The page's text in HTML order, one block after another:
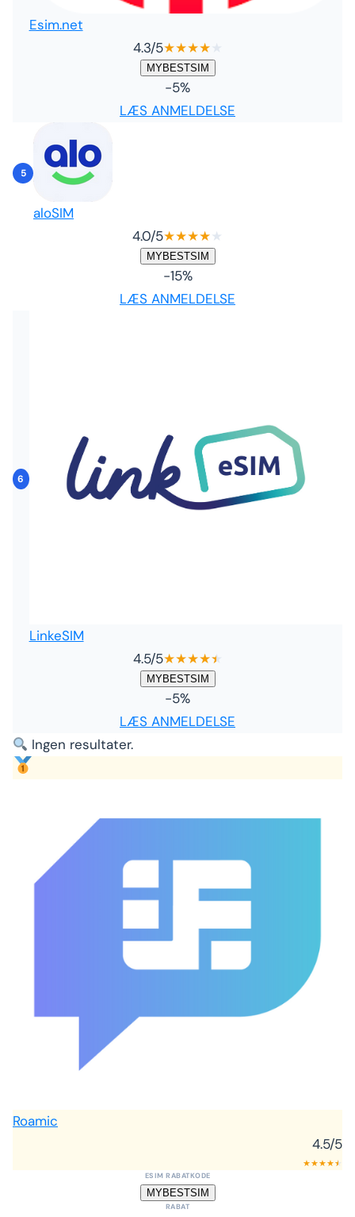
Esim.net
4.3/5★★★★
MYBESTSIM
-5%
LÆS ANMELDELSE
5
aloSIM
4.0/5★★★★★
MYBESTSIM
-15%
LÆS ANMELDELSE
6
LinkeSIM
4.5/5★★★★★
★
MYBESTSIM
-5%
LÆS ANMELDELSE
Ingen resultater.
Roamic
4.5/5
★★★★★
★
ESIM RABATKODE
MYBESTSIM
RABAT